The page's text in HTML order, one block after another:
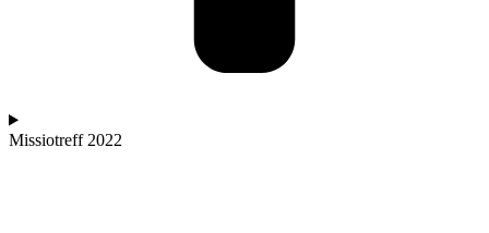
Missiotreff 2022